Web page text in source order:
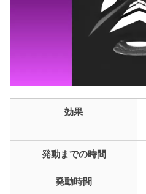
効果
発動までの時間
発動時間